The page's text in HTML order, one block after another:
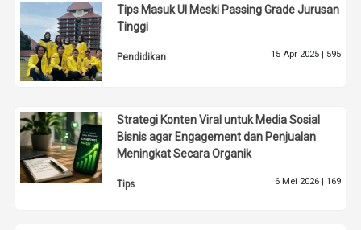
Tips Masuk UI Meski Passing Grade Jurusan
Tinggi
Pendidikan 15 Apr 2025 | 595
Strategi Konten Viral untuk Media Sosial
Bisnis agar Engagement dan Penjualan
Meningkat Secara Organik
Tips 6 Mei 2026 | 169